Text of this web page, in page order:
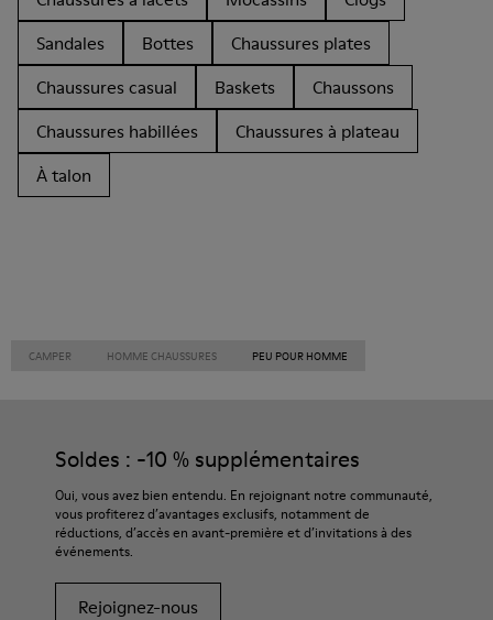
Sandales
Bottes
Chaussures plates
Chaussures casual
Baskets
Chaussons
Chaussures habillées
Chaussures à plateau
À talon
CAMPER HOMME CHAUSSURES PEU POUR HOMME
Soldes : -10 % supplémentaires
Oui, vous avez bien entendu. En rejoignant notre communauté,
vous profiterez d’avantages exclusifs, notamment de
réductions, d’accès en avant-première et d’invitations à des
événements.
Rejoignez-nous